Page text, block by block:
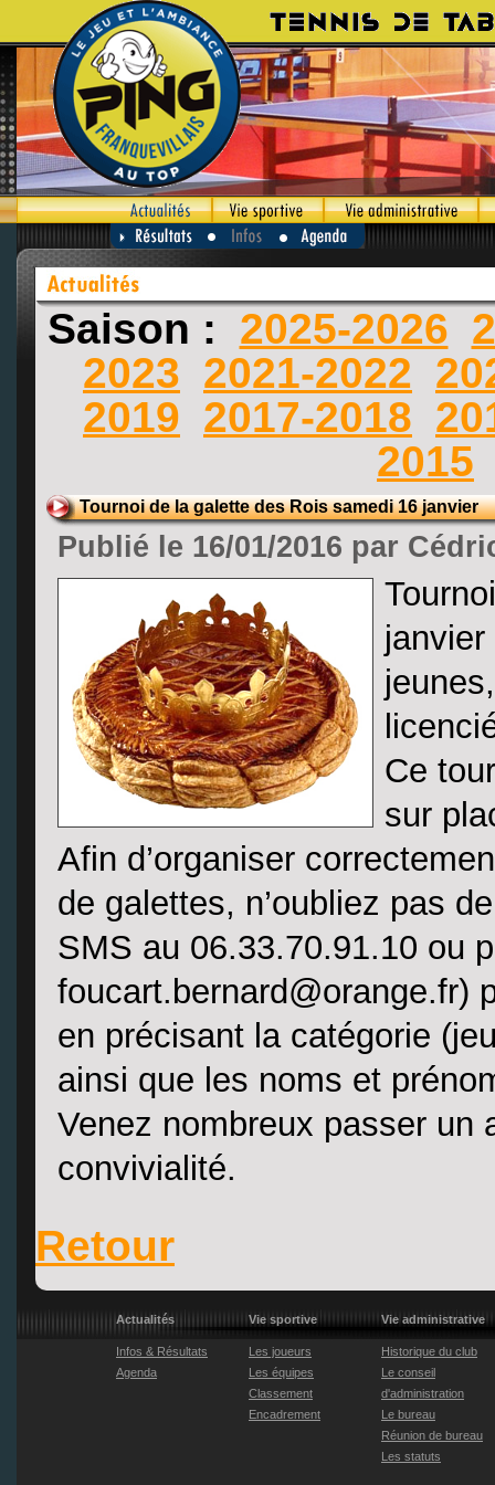
Saison : 2025-2026
2023 2021-2022
2019 2017-2018
2015
Tournoi de la galette des Rois samedi 16 janvier
Publié le 16/01/2016 par
Ce
sur
Afin d’organiser
de galettes, n’oubliez pas
SMS au 06.33.70.91.10 ou
foucart.bernard@orange.fr)
en précisant la catégorie
ainsi que les noms et
Venez nombreux passer un
convivialité.
Retour
Actualités
Infos & Résultats
Agenda
Vie sportive
Les joueurs
Les équipes
Classement
Encadrement
Vie administrative
Historique du club
Le conseil
d'administration
Le bureau
Réunion de bureau
Les statuts